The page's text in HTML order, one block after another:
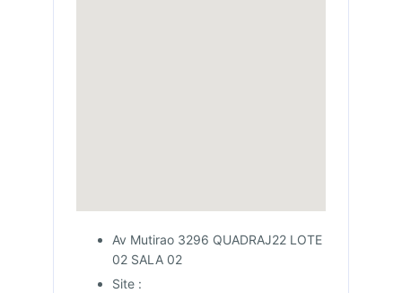
Av Mutirao 3296 QUADRAJ22 LOTE
02 SALA 02
Site :